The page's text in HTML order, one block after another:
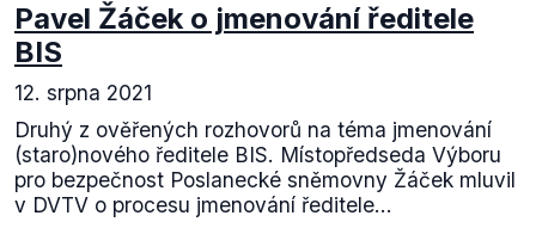
Pavel Žáček o jmenování ředitele
BIS
12. srpna 2021
Druhý z ověřených rozhovorů na téma jmenování
(staro)nového ředitele BIS. Místopředseda Výboru
pro bezpečnost Poslanecké sněmovny Žáček mluvil
v DVTV o procesu jmenování ředitele...